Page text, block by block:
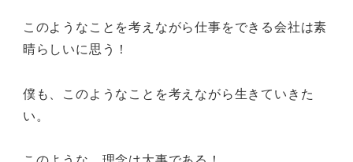
このようなことを考えながら仕事をできる会社は素
晴らしいに思う！
僕も、このようなことを考えながら生きていきた
い。